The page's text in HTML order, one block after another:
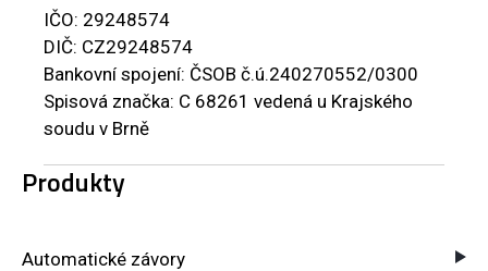
IČO: 29248574
DIČ: CZ29248574
Bankovní spojení: ČSOB č.ú.240270552/0300
Spisová značka: C 68261 vedená u Krajského
soudu v Brně
Produkty
Automatické závory